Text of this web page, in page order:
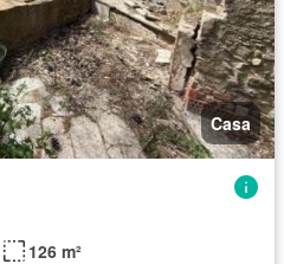
Casa
126 m²